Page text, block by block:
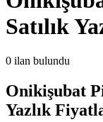
Satılık
0 ilan bulundu
Onikişubat
Yazlık